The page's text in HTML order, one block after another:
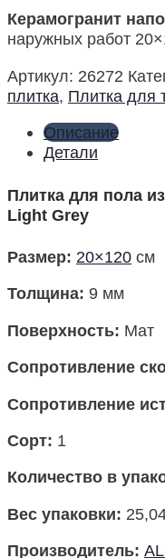
Керамогранит
наружных работ
Артикул: 26272
плитка, Плитка для
Описание
Детали
Плитка для пола
Light Grey
Размер: 20×120 см
Толщина: 9 мм
Поверхность: Мат
Сопротивление
Сопротивление
Сорт: 1
Количество в
Вес упаковки:
Производитель: